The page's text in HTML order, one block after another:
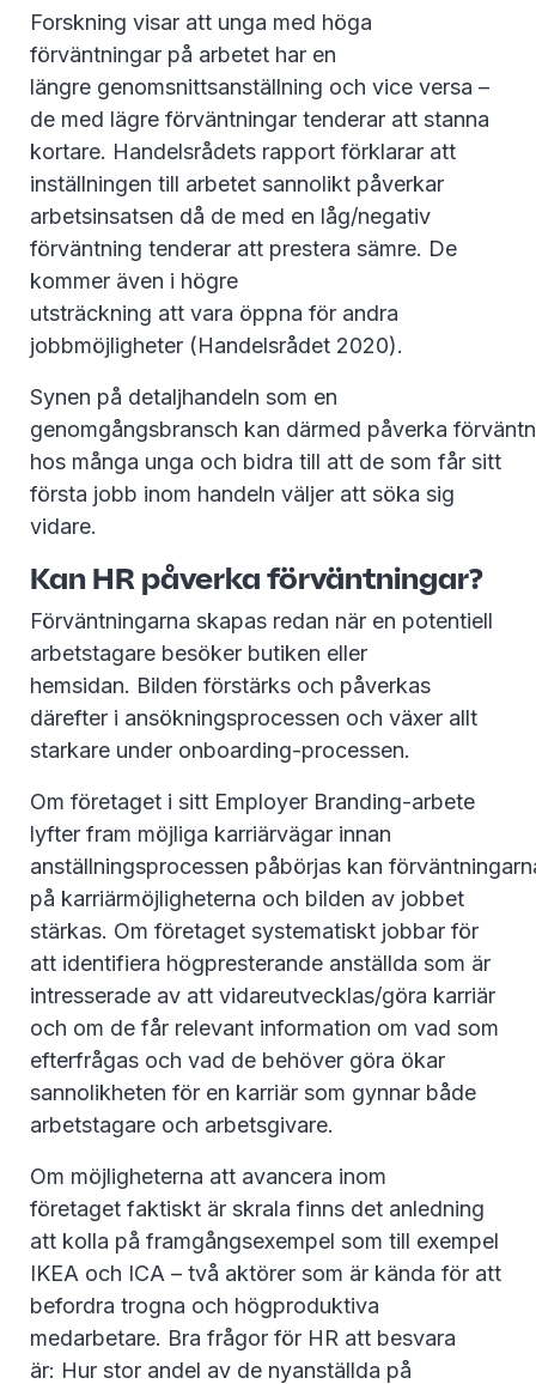
Forskning visar att unga med höga
förväntningar på arbetet har en
längre genomsnittsanställning och vice versa –
de med lägre förväntningar tenderar att stanna
kortare. Handelsrådets rapport förklarar att
inställningen till arbetet sannolikt påverkar
arbetsinsatsen då de med en låg/negativ
förväntning tenderar att prestera sämre. De
kommer även i högre
utsträckning att vara öppna för andra
jobbmöjligheter (Handelsrådet 2020).
Synen på detaljhandeln som en
genomgångsbransch kan därmed påverka
hos många unga och bidra till att de som får sitt
första jobb inom handeln väljer att söka sig
vidare.
Kan HR påverka förväntningar?
Förväntningarna skapas redan när en potentiell
arbetstagare besöker butiken eller
hemsidan. Bilden förstärks och påverkas
därefter i ansökningsprocessen och växer allt
starkare under onboarding-processen.
Om företaget i sitt Employer Branding-arbete
lyfter fram möjliga karriärvägar innan
anställningsprocessen påbörjas kan
på karriärmöjligheterna och bilden av jobbet
stärkas. Om företaget systematiskt jobbar för
att identifiera högpresterande anställda som är
intresserade av att vidareutvecklas/göra karriär
och om de får relevant information om vad som
efterfrågas och vad de behöver göra ökar
sannolikheten för en karriär som gynnar både
arbetstagare och arbetsgivare.
Om möjligheterna att avancera inom
företaget faktiskt är skrala finns det anledning
att kolla på framgångsexempel som till exempel
IKEA och ICA – två aktörer som är kända för att
befordra trogna och högproduktiva
medarbetare. Bra frågor för HR att besvara
är: Hur stor andel av de nyanställda på